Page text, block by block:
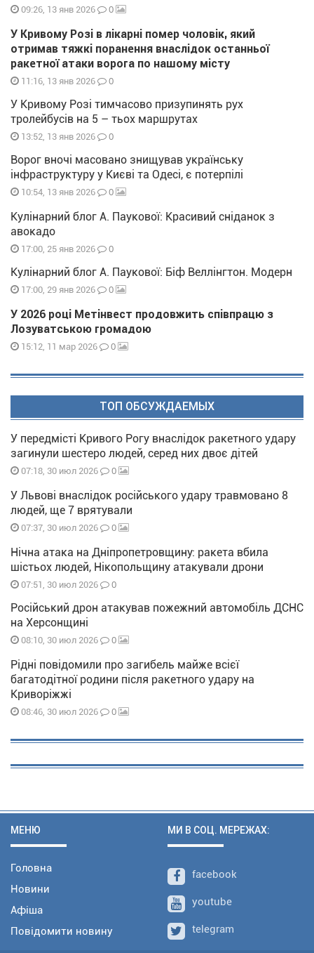
09:26, 13 янв 2026 0
У Кривому Розі в лікарні помер чоловік, який
отримав тяжкі поранення внаслідок останньої
ракетної атаки ворога по нашому місту
11:16, 13 янв 2026 0
У Кривому Розі тимчасово призупинять рух
тролейбусів на 5 – тьох маршрутах
13:52, 13 янв 2026 0
Ворог вночі масовано знищував українську
інфраструктуру у Києві та Одесі, є потерпілі
10:54, 13 янв 2026 0
Кулінарний блог А. Паукової: Красивий сніданок з
авокадо
17:00, 25 янв 2026 0
Кулінарний блог А. Паукової: Біф Веллінгтон. Модерн
17:00, 29 янв 2026 0
У 2026 році Метінвест продовжить співпрацю з
Лозуватською громадою
15:12, 11 мар 2026 0
ТОП ОБСУЖДАЕМЫХ
У передмісті Кривого Рогу внаслідок ракетного удару
загинули шестеро людей, серед них двоє дітей
07:18, 30 июл 2026 0
У Львові внаслідок російського удару травмовано 8
людей, ще 7 врятували
07:37, 30 июл 2026 0
Нічна атака на Дніпропетровщину: ракета вбила
шістьох людей, Нікопольщину атакували дрони
07:51, 30 июл 2026 0
Російський дрон атакував пожежний автомобіль ДСНС
на Херсонщині
08:10, 30 июл 2026 0
Рідні повідомили про загибель майже всієї
багатодітної родини після ракетного удару на
Криворіжжі
08:46, 30 июл 2026 0
МЕНЮ
Головна
Новини
Афіша
Повідомити новину
МИ В СОЦ. МЕРЕЖАХ:
facebook
youtube
telegram